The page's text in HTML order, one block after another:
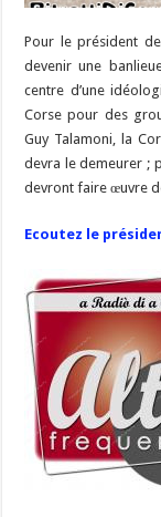
Pour le président
devenir une
centre d’une
Corse pour des
Guy Talamoni, la
devra le demeurer ;
devront faire œuvre
Ecoutez le